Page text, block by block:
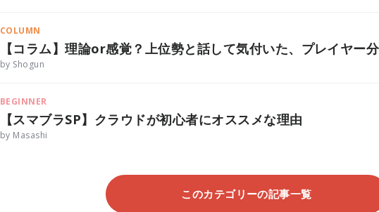
COLUMN
【コラム】理論or感覚？上位勢と話して気付いた、プレイヤー
by Shogun
BEGINNER
【スマブラSP】クラウドが初心者にオススメな理由
by Masashi
このカテゴリーの記事一覧